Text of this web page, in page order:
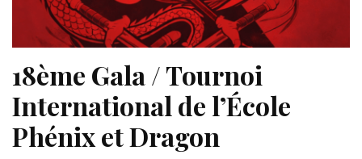
18ème Gala / Tournoi
International de l’École
Phénix et Dragon